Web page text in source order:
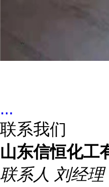
...
联系我们
山东信恒化工
联系人 刘经理